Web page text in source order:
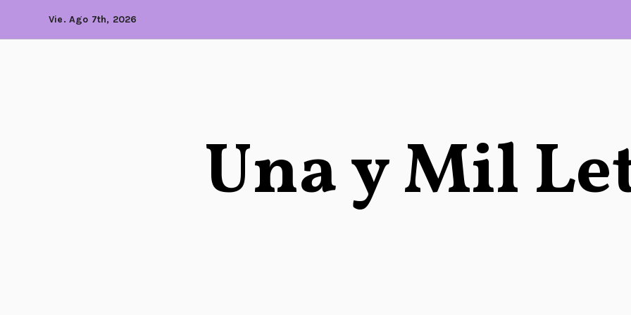
Vie. Ago 7th, 2026
Una y Mil